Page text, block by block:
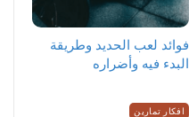
فوائد لعب الحديد وطريقة
البدء فيه وأضراره
افكار تمارين